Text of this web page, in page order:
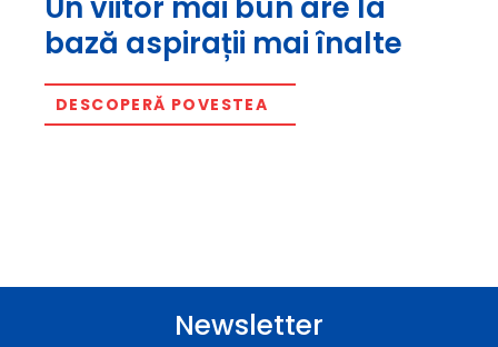
Un viitor mai bun are la
bază aspirații mai înalte
DESCOPERĂ POVESTEA
Newsletter